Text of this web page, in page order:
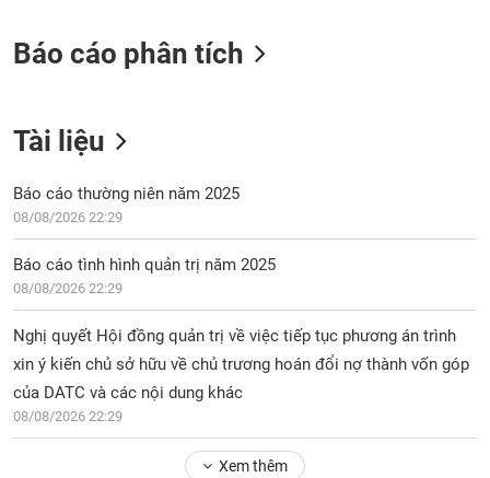
Báo cáo phân tích
Tài liệu
Báo cáo thường niên năm 2025
08/08/2026 22:29
Báo cáo tình hình quản trị năm 2025
08/08/2026 22:29
Nghị quyết Hội đồng quản trị về việc tiếp tục phương án trình
xin ý kiến chủ sở hữu về chủ trương hoán đổi nợ thành vốn góp
của DATC và các nội dung khác
08/08/2026 22:29
Xem thêm